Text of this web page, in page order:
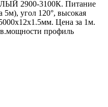
2900-3100К. Питание
угол 120°, высокая
Цена за 1м.
профиль